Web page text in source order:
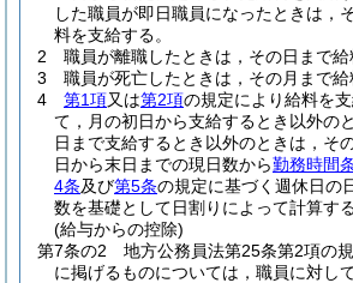
した職員が即日職員になったときは，
料を支給する。
2
職員が離職したときは，その日まで給
3
職員が死亡したときは，その月まで給
4
第1項又は第2項の規定により給料を
て，月の初日から支給するとき以外の
日まで支給するとき以外のときは，そ
日から末日までの現日数から勤務時間
4条及び第5条の規定に基づく週休日の
数を基礎として日割りによって計算する
(給与からの控除)
第7条の2
地方公務員法第25条第2項の
に掲げるものについては，職員に対し